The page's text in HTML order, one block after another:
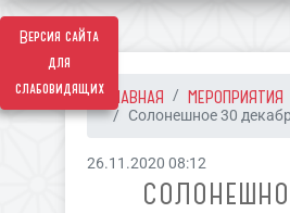
Версия сайта
для
слабовидящихГЛАВНАЯ МЕРОПРИЯТИЯ
Солонешное 30
26.11.2020 08:12